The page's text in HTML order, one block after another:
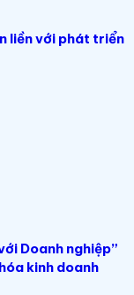
liền với phát triển
Doanh nghiệp”
kinh doanh